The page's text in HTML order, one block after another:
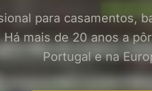
para casamentos,
mais de 20 anos a
Portugal e na